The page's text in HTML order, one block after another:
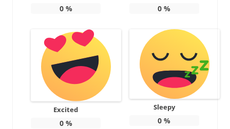
0% 0 %
Excited
0%
Sleepy
0 %